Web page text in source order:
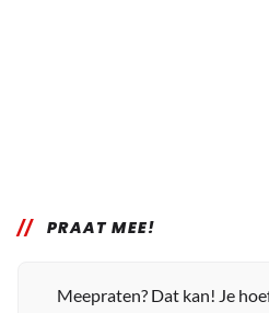
PRAAT MEE!
Meepraten? Dat kan! Je